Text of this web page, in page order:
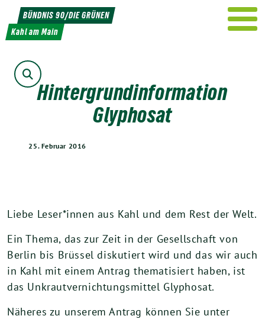
Weiter
zum
Inhalt
BÜNDNIS 90/DIE GRÜNEN
Kahl am Main
Suche
Hintergrundinformation
Glyphosat
25. Februar 2016
Liebe Leser*innen aus Kahl und dem Rest der Welt.
Ein Thema, das zur Zeit in der Gesellschaft von
Berlin bis Brüssel diskutiert wird und das wir auch
in Kahl mit einem Antrag thematisiert haben, ist
das Unkrautvernichtungsmittel Glyphosat.
Näheres zu unserem Antrag können Sie unter